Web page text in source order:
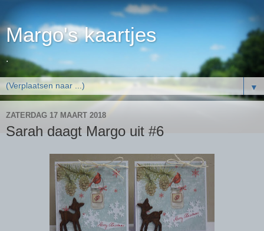
Margo's kaartjes
.
▼
ZATERDAG 17 MAART 2018
Sarah daagt Margo uit #6